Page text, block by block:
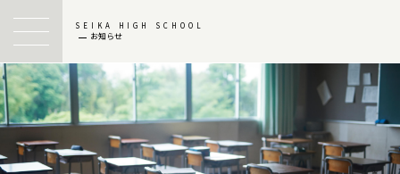
SEIKA HIGH SCHOOL
お知らせ